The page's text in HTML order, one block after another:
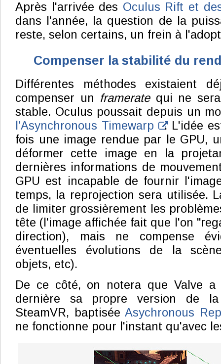
Après l'arrivée des Oculus Rift et
dans l'année, la question de la
reste, selon certains, un frein à
Compenser la stabilité du
Différentes méthodes existaient
compenser un frameratequi ne
stable. Oculus poussait depuis un
l'Asynchronous Timewarp
. L'idée
fois une image rendue par le GPU,
déformer cette image en la
dernières informations de
GPU est incapable de fournir
temps, la reprojection sera utilisée.
de limiter grossièrement les
tête (l'image affichée fait que l'on
direction), mais ne compense
éventuelles évolutions de la
objets, etc).
De ce côté, on notera que Valve a
dernière sa propre version de la
SteamVR, baptisée Asychronous
ne fonctionne pour l'instant qu'avec